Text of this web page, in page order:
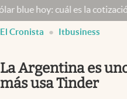
Finanzas y Mercados
Mercados Online
Columnistas
cuál es la cotización del
El Cronista Itbusiness
La Argentina es
más usa Tinder